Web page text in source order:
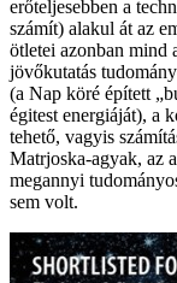
erőteljesebben a
számít) alakul át az
ötletei azonban mind
jövőkutatás
(a Nap köré épített
égitest energiáját), a
tehető, vagyis
Matrjoska-agyak, az
megannyi
sem volt.